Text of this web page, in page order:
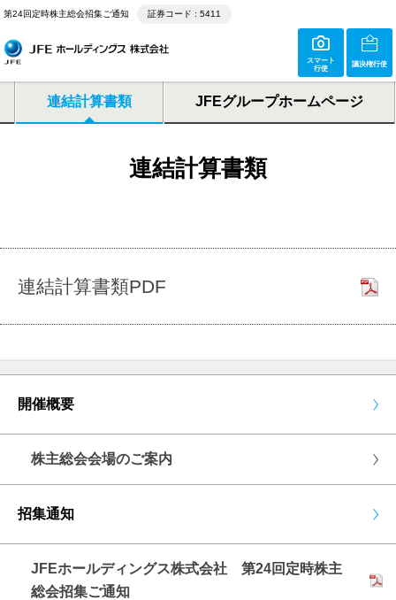
第24回定時株主総会招集ご通知 証券コード : 5411
スマート
行使
議決権行使
連結計算書類 JFEグループホームページ
連結計算書類
連結計算書類PDF
開催概要
株主総会会場のご案内
招集通知
JFEホールディングス株式会社 第24回定時株主
総会招集ご通知